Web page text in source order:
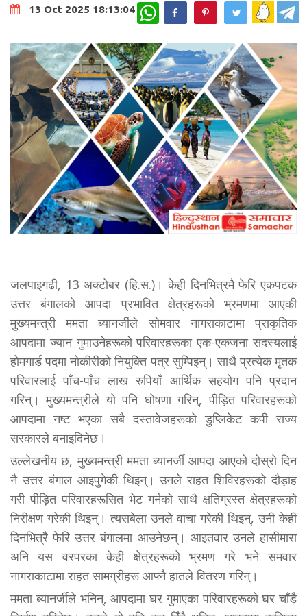
13 Oct 2025 18:13:04 WhatsApp
जलपाइगढी, 13 अक्टोबर (हि.स.)। केही दिनभित्रमै फेरि एकपटक
उत्तर बंगालको आपदा प्रभावित क्षेत्रहरूको भ्रमणमा आएकी
मुख्यमन्त्री ममता ब्यानर्जीले सोमवार नागराकाटामा प्राकृतिक
आपदामा ज्यान गुमाउनेहरूको परिवारहरूका एक-एकजना सदस्यलाई
होमगार्ड पदमा नोकीरीको नियुक्ति पत्र सुम्पिइन्। साथै प्रत्येक मृतक
परिवारलाई पाँच-पाँच लाख रुपियाँ आर्थिक सहयोग पनि प्रदान
गरिन्। मुख्यमन्त्रीले यो पनि घोषणा गरिन्, पीड़ित परिवारहरूको
आपदामा नष्ट भएका सबै दस्तावेजहरूको डुप्लिकेट कपी राज्य
सरकारले बनाइदिनेछ।
उल्लेखनीय छ, मुख्यमन्त्री ममता ब्यानर्जी आपदा आएको दोस्रो दिन
नै उत्तर बंगाल आइपुगेकी थिइन्। उनले राहत शिविरहरूको दौड़ाह
गरी पीड़ित परिवारहरूसित भेट गर्नको साथै क्षतिग्रस्त क्षेत्रहरूको
निरीक्षण गरेकी थिइन्। त्यसबेला उनले वाचा गरेकी थिइन्, उनी केही
दिनभित्रै फेरि उत्तर बंगालमा आउनेछन्। आइतवार उनले हासीमारा
अनि यस वरपरका केही क्षेत्रहरूको भ्रमण गरे भने समवार
नागराकाटामा राहत सामग्रीहरू आफ्नै हातले वितरण गरिन्।
ममता ब्यानर्जीले भनिन्, आपदामा घर गुमाएका परिवारहरूको घर चाँड़ै